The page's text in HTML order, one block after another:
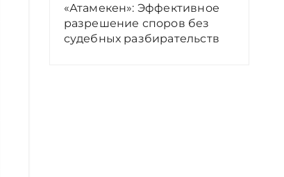
«Атамекен»: Эффективное
разрешение споров без
судебных разбирательств